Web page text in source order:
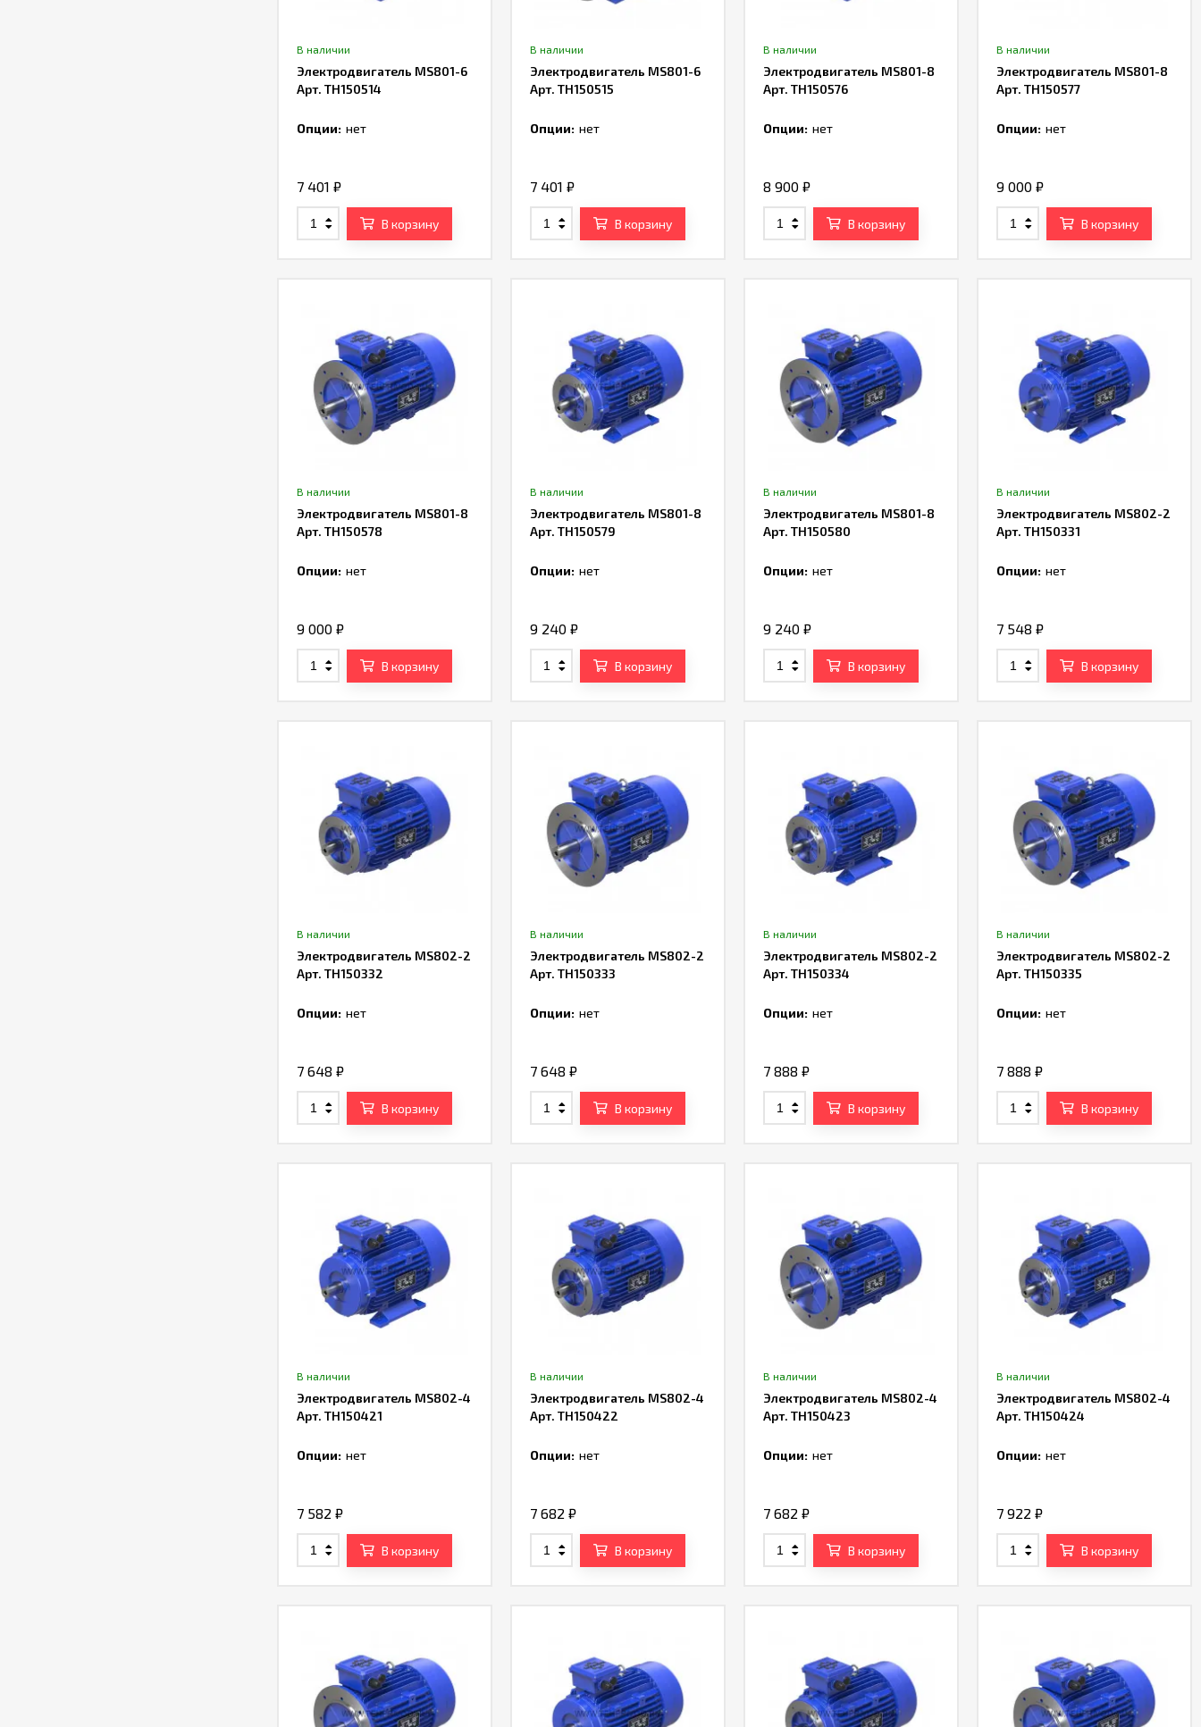
В наличии
Электродвигатель MS801-6
Арт. TH150514
Опции: нет
7 401 ₽
В корзину
В наличии
Электродвигатель MS801-6
Арт. TH150515
Опции: нет
7 401 ₽
В корзину
В наличии
Электродвигатель MS801-8
Арт. TH150576
Опции: нет
8 900 ₽
В корзину
В наличии
Электродвигатель MS801-8
Арт. TH150577
Опции: нет
9 000 ₽
В корзину
В наличии
Электродвигатель MS801-8
Арт. TH150578
Опции: нет
9 000 ₽
В корзину
В наличии
Электродвигатель MS801-8
Арт. TH150579
Опции: нет
9 240 ₽
В корзину
В наличии
Электродвигатель MS801-8
Арт. TH150580
Опции: нет
9 240 ₽
В корзину
В наличии
Электродвигатель MS802-2
Арт. TH150331
Опции: нет
7 548 ₽
В корзину
В наличии
Электродвигатель MS802-2
Арт. TH150332
Опции: нет
7 648 ₽
В корзину
В наличии
Электродвигатель MS802-2
Арт. TH150333
Опции: нет
7 648 ₽
В корзину
В наличии
Электродвигатель MS802-2
Арт. TH150334
Опции: нет
7 888 ₽
В корзину
В наличии
Электродвигатель MS802-2
Арт. TH150335
Опции: нет
7 888 ₽
В корзину
В наличии
Электродвигатель MS802-4
Арт. TH150421
Опции: нет
7 582 ₽
В корзину
В наличии
Электродвигатель MS802-4
Арт. TH150422
Опции: нет
7 682 ₽
В корзину
В наличии
Электродвигатель MS802-4
Арт. TH150423
Опции: нет
7 682 ₽
В корзину
В наличии
Электродвигатель MS802-4
Арт. TH150424
Опции: нет
7 922 ₽
В корзину